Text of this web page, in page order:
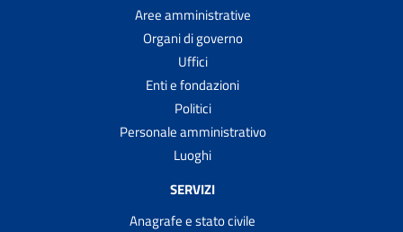
Aree amministrative
Organi di governo
Uffici
Enti e fondazioni
Politici
Personale amministrativo
Luoghi
SERVIZI
Anagrafe e stato civile